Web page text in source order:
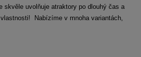
skvěle uvolňuje atraktory po dlouhý čas a
Nabízíme v mnoha variantách,